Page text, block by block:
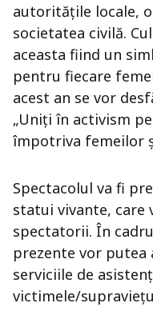
autoritățile locale,
societatea civilă.
aceasta fiind un
pentru fiecare
acest an se vor
„Uniți în activism
împotriva femeilor
Spectacolul va fi
statui vivante, care
spectatorii. În
prezente vor
serviciile de
victimele/